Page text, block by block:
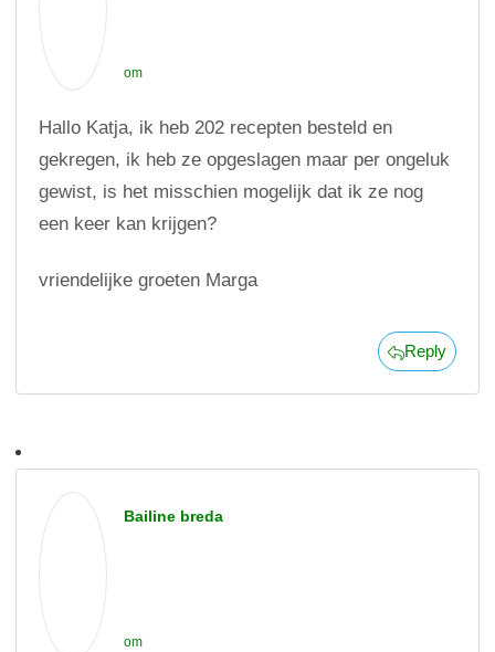
om
Hallo Katja, ik heb 202 recepten besteld en
gekregen, ik heb ze opgeslagen maar per ongeluk
gewist, is het misschien mogelijk dat ik ze nog
een keer kan krijgen?
vriendelijke groeten Marga
Reply
Bailine breda
om